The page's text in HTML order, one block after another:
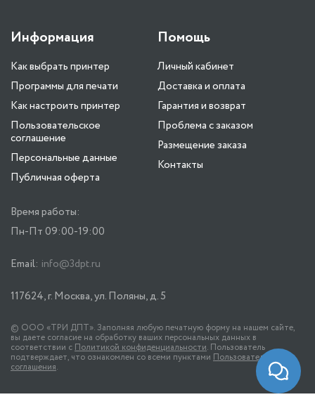
Информация
Как выбрать принтер
Программы для печати
Как настроить принтер
Пользовательское
соглашение
Персональные данные
Публичная оферта
Помощь
Личный кабинет
Доставка и оплата
Гарантия и возврат
Проблема с заказом
Размещение заказа
Контакты
Время работы:
Пн-Пт 09:00-19:00
Email: info@3dpt.ru
117624, г. Москва, ул. Поляны, д. 5
© ООО «ТРИ ДПТ». Заполняя любую печатную форму на нашем сайте,
вы даете согласие на обработку ваших персональных данных в
соответствии с Политикой конфиденциальности. Пользователь
подтверждает, что ознакомлен со всеми пунктами Пользовательского
соглашения.